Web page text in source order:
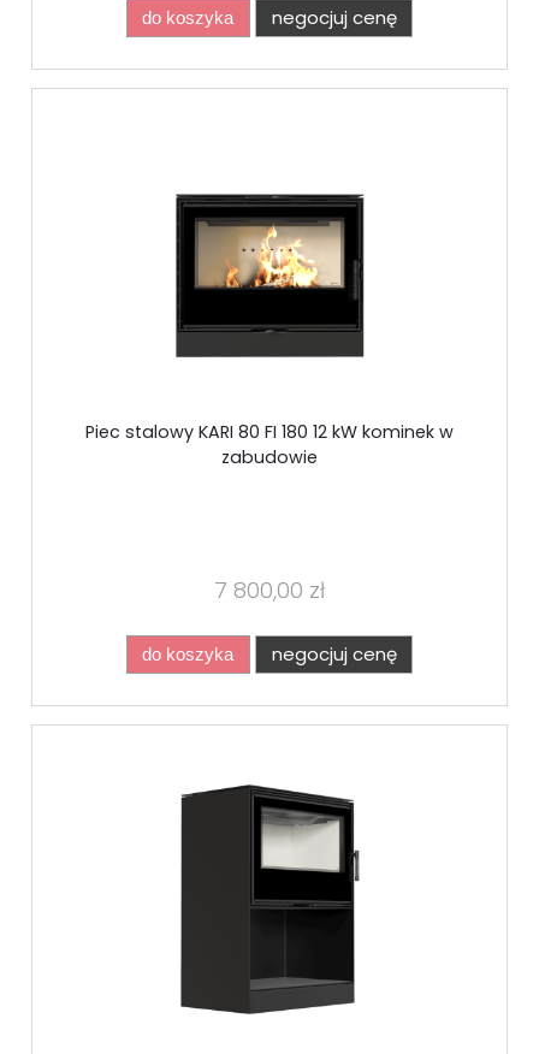
do koszyka negocjuj cenę
Piec stalowy KARI 80 FI 180 12 kW kominek w
zabudowie
7 800,00 zł
do koszyka negocjuj cenę